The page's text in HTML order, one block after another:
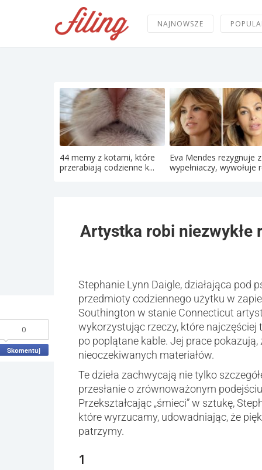
NAJNOWSZE
44 memy z kotami, które
przerabiają codzienne k...
Eva Mendes rezygnuje z
wypełniaczy, wywołuje
Artystka robi niezwykłe
0
Skomentuj
Stephanie Lynn Daigle, działająca pod
przedmioty codziennego użytku w
Southington w stanie Connecticut
wykorzystując rzeczy, które
po poplątane kable. Jej prace
nieoczekiwanych materiałów.
Te dzieła zachwycają nie tylko
przesłanie o zrównoważonym
Przekształcając „śmieci” w sztukę,
które wyrzucamy, udowadniając, że
patrzymy.
1